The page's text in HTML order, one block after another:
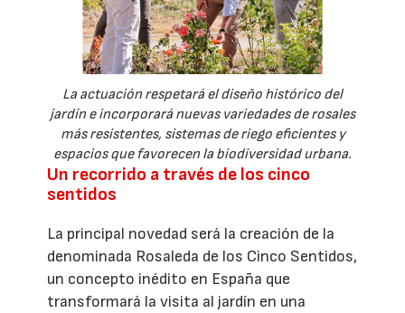
La actuación respetará el diseño histórico del
jardín e incorporará nuevas variedades de rosales
más resistentes, sistemas de riego eficientes y
espacios que favorecen la biodiversidad urbana.
Un recorrido a través de los cinco
sentidos
La principal novedad será la creación de la
denominada Rosaleda de los Cinco Sentidos,
un concepto inédito en España que
transformará la visita al jardín en una